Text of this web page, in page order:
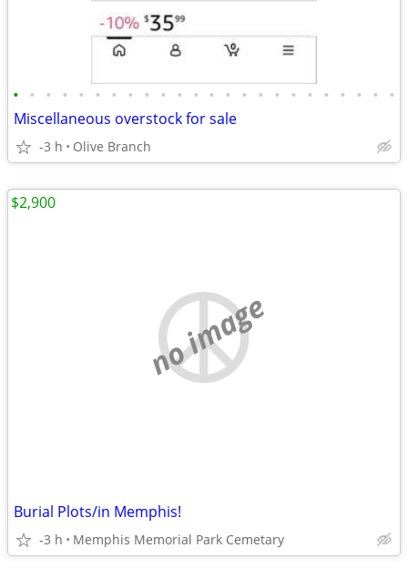
• • • • • • • • • • • • • • • • • • • • • • • •
Miscellaneous overstock for sale
-3 h Olive Branch
no image
Burial Plots/in Memphis!
-3 h Memphis Memorial Park Cemetary
$2,900